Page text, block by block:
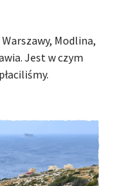
Modlina,
Jest w czym